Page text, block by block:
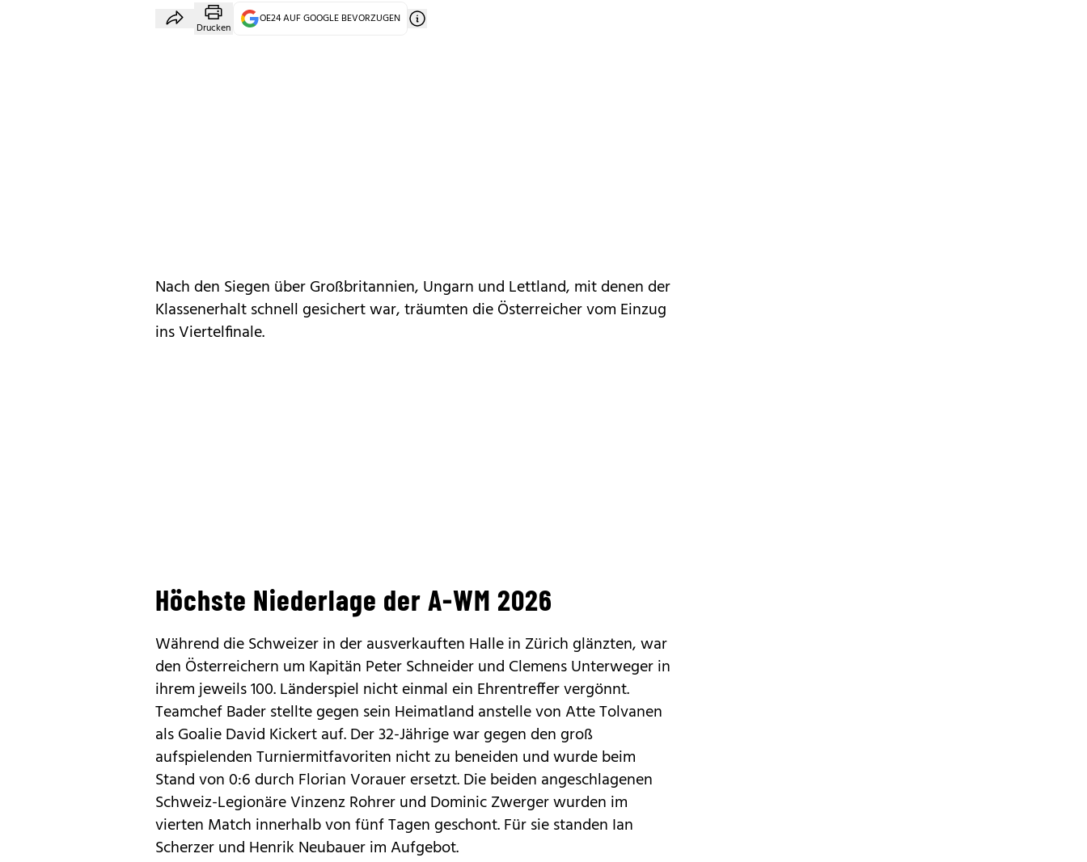
Drucken
OE24 AUF GOOGLE BEVORZUGEN
Nach den Siegen über Großbritannien, Ungarn und Lettland, mit denen der
Klassenerhalt schnell gesichert war, träumten die Österreicher vom Einzug
ins Viertelfinale.
Höchste Niederlage der A-WM 2026
Während die Schweizer in der ausverkauften Halle in Zürich glänzten, war
den Österreichern um Kapitän Peter Schneider und Clemens Unterweger in
ihrem jeweils 100. Länderspiel nicht einmal ein Ehrentreffer vergönnt.
Teamchef Bader stellte gegen sein Heimatland anstelle von Atte Tolvanen
als Goalie David Kickert auf. Der 32-Jährige war gegen den groß
aufspielenden Turniermitfavoriten nicht zu beneiden und wurde beim
Stand von 0:6 durch Florian Vorauer ersetzt. Die beiden angeschlagenen
Schweiz-Legionäre Vinzenz Rohrer und Dominic Zwerger wurden im
vierten Match innerhalb von fünf Tagen geschont. Für sie standen Ian
Scherzer und Henrik Neubauer im Aufgebot.